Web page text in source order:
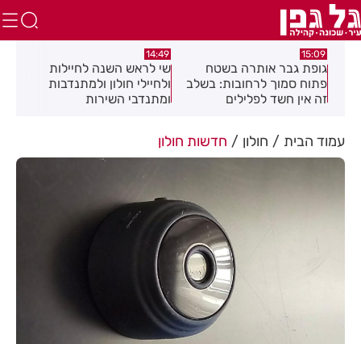
15:09
גופת גבר אותרה בשטח
פתוח סמוך לרחובות: בשלב
זה אין חשד לפלילים
14:49
שי לראש השנה לחיילות
ולחיילי חולון ולמתנדבות
ומתנדבי השירות
עמוד הבית חולון חדשות חולון